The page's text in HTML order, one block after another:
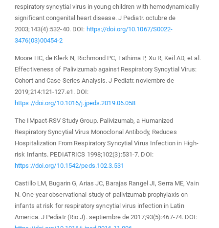
respiratory syncytial virus in young children with hemodynamically
significant congenital heart disease. J Pediatr. octubre de
2003;143(4):532-40. DOI: https://doi.org/10.1067/S0022-
3476(03)00454-2
Moore HC, de Klerk N, Richmond PC, Fathima P, Xu R, Keil AD, et al.
Effectiveness of Palivizumab against Respiratory Syncytial Virus:
Cohort and Case Series Analysis. J Pediatr. noviembre de
2019;214:121-127.e1. DOI:
https://doi.org/10.1016/j.jpeds.2019.06.058
The IMpact-RSV Study Group. Palivizumab, a Humanized
Respiratory Syncytial Virus Monoclonal Antibody, Reduces
Hospitalization From Respiratory Syncytial Virus Infection in High-
risk Infants. PEDIATRICS 1998;102(3):531-7. DOI:
https://doi.org/10.1542/peds.102.3.531
Castillo LM, Bugarin G, Arias JC, Barajas Rangel JI, Serra ME, Vain
N. One-year observational study of palivizumab prophylaxis on
infants at risk for respiratory syncytial virus infection in Latin
America. J Pediatr (Rio J). septiembre de 2017;93(5):467-74. DOI: